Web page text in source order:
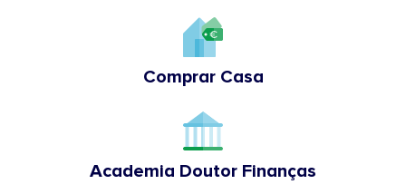
Comprar Casa
Academia Doutor Finanças